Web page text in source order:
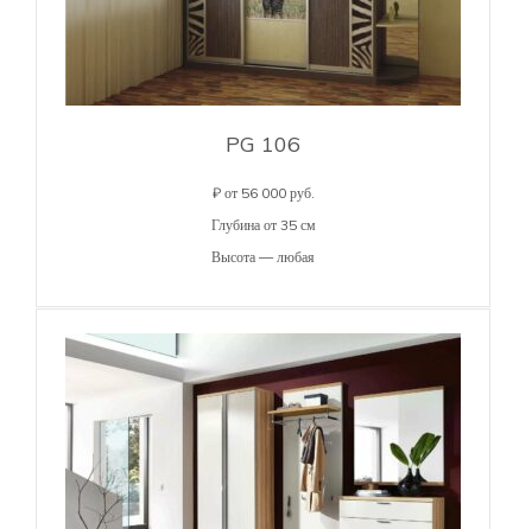
PG 106
₽ от 56 000 руб.
Глубина от 35 см
Высота — любая